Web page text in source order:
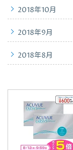
2018年10月
2018年9月
2018年8月